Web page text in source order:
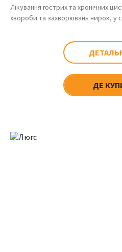
Лікування гострих та хронічних
хвороби та захворювань нирок, у
ДЕ